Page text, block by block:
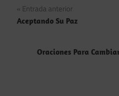
Navegación
de
entradas
Entrada anterior
Aceptando Su Paz
Oraciones Para